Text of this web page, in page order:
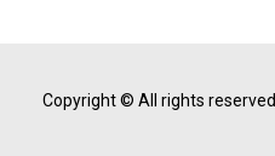
Copyright © All rights reserved.